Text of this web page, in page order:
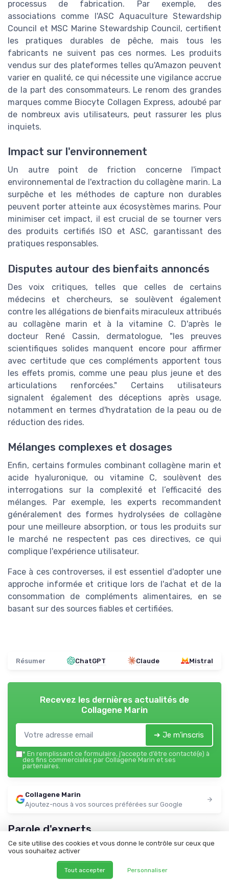
processus de fabrication. Par exemple, des
associations comme l'ASC Aquaculture Stewardship
Council et MSC Marine Stewardship Council, certifient
les pratiques durables de pêche, mais tous les
fabricants ne suivent pas ces normes. Les produits
vendus sur des plateformes telles qu'Amazon peuvent
varier en qualité, ce qui nécessite une vigilance accrue
de la part des consommateurs. Le renom des grandes
marques comme Biocyte Collagen Express, adoubé par
de nombreux avis utilisateurs, peut rassurer les plus
inquiets.
Impact sur l'environnement
Un autre point de friction concerne l'impact
environnemental de l'extraction du collagène marin. La
surpêche et les méthodes de capture non durables
peuvent porter atteinte aux écosystèmes marins. Pour
minimiser cet impact, il est crucial de se tourner vers
des produits certifiés ISO et ASC, garantissant des
pratiques responsables.
Disputes autour des bienfaits annoncés
Des voix critiques, telles que celles de certains
médecins et chercheurs, se soulèvent également
contre les allégations de bienfaits miraculeux attribués
au collagène marin et à la vitamine C. D'après le
docteur René Cassin, dermatologue, "les preuves
scientifiques solides manquent encore pour affirmer
avec certitude que ces compléments apportent tous
les effets promis, comme une peau plus jeune et des
articulations renforcées." Certains utilisateurs
signalent également des déceptions après usage,
notamment en termes d'hydratation de la peau ou de
réduction des rides.
Mélanges complexes et dosages
Enfin, certains formules combinant collagène marin et
acide hyaluronique, ou vitamine C, soulèvent des
interrogations sur la complexité et l’efficacité des
mélanges. Par exemple, les experts recommandent
généralement des formes hydrolysées de collagène
pour une meilleure absorption, or tous les produits sur
le marché ne respectent pas ces directives, ce qui
complique l'expérience utilisateur.
Face à ces controverses, il est essentiel d'adopter une
approche informée et critique lors de l'achat et de la
consommation de compléments alimentaires, en se
basant sur des sources fiables et certifiées.
Résumer ChatGPT Claude Mistral
Recevez les dernières actualités de
Collagene Marin
➔ Je m'inscris
* En remplissant ce formulaire, j’accepte d’être contacté(e) à
des fins commerciales par Collagene Marin et ses
partenaires.
Collagene Marin
Ajoutez-nous à vos sources préférées sur Google
Parole d'experts
Ce site utilise des cookies et vous donne le contrôle sur ceux que
vous souhaitez activer
Tout accepter Personnaliser